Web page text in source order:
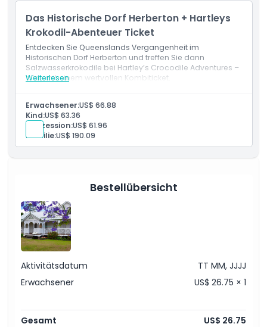
Das Historische Dorf Herberton + Hartleys
Krokodil-Abenteuer Ticket
Entdecken Sie Queenslands Vergangenheit im
Historischen Dorf Herberton und treffen Sie dann
Salzwasserkrokodile bei Hartley’s Crocodile Adventures –
alles mit einem wertvollen Kombiticket.
Weiterlesen
Erwachsener:US$ 66.88
Kind:US$ 63.36
Konzession:US$ 61.96
Familie:US$ 190.09
Bestellübersicht
Aktivitätsdatum
TT MM, JJJJ
Erwachsener
US$ 26.75 × 1
Gesamt US$ 26.75